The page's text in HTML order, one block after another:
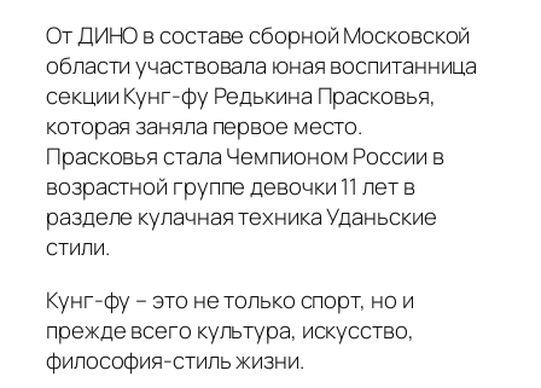
От ДИНО в составе сборной Московской
области участвовала юная воспитанница
секции Кунг-фу Редькина Прасковья,
которая заняла первое место.
Прасковья стала Чемпионом России в
возрастной группе девочки 11 лет в
разделе кулачная техника Уданьские
стили.
Кунг-фу – это не только спорт, но и
прежде всего культура, искусство,
философия-стиль жизни.